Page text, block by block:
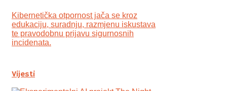
Kibernetička otpornost jača se kroz
edukaciju, suradnju, razmjenu iskustava
te pravodobnu prijavu sigurnosnih
incidenata.
Vijesti